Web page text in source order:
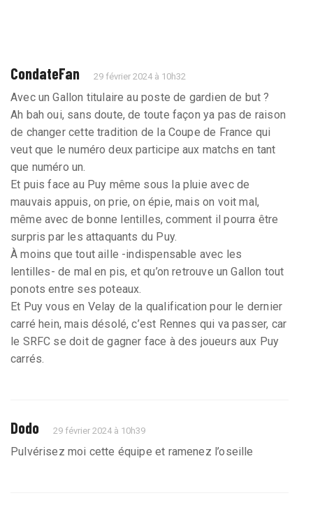
CondateFan 29 février 2024 à 10h32
Avec un Gallon titulaire au poste de gardien de but ?
Ah bah oui, sans doute, de toute façon ya pas de raison
de changer cette tradition de la Coupe de France qui
veut que le numéro deux participe aux matchs en tant
que numéro un.
Et puis face au Puy même sous la pluie avec de
mauvais appuis, on prie, on épie, mais on voit mal,
même avec de bonne lentilles, comment il pourra être
surpris par les attaquants du Puy.
À moins que tout aille -indispensable avec les
lentilles- de mal en pis, et qu’on retrouve un Gallon tout
ponots entre ses poteaux.
Et Puy vous en Velay de la qualification pour le dernier
carré hein, mais désolé, c’est Rennes qui va passer, car
le SRFC se doit de gagner face à des joueurs aux Puy
carrés.
Dodo 29 février 2024 à 10h39
Pulvérisez moi cette équipe et ramenez l’oseille